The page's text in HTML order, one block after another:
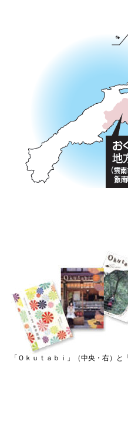
「Ｏｋｕｔａｂｉ」（中央・右）と